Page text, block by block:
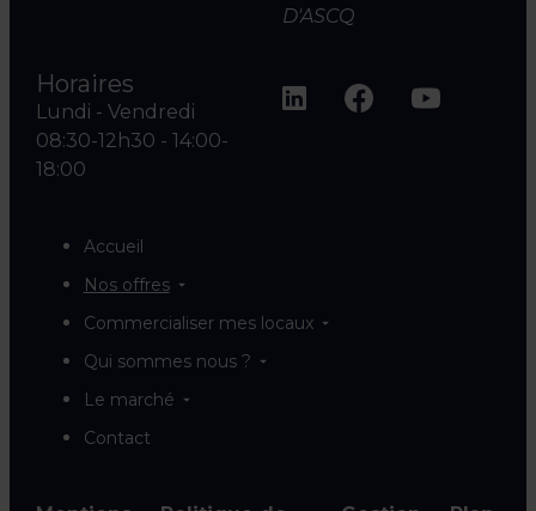
D'ASCQ
Horaires
Lundi - Vendredi
08:30-12h30 - 14:00-
18:00
Accueil
Nos offres
Commercialiser mes locaux
Qui sommes nous ?
Le marché
Contact